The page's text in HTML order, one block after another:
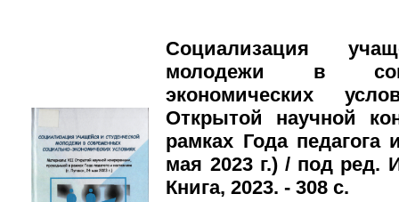
Социализация
молодежи в
экономических
Открытой научной
рамках Года педагога
мая 2023 г.) / под ред.
Книга, 2023. - 308 с.